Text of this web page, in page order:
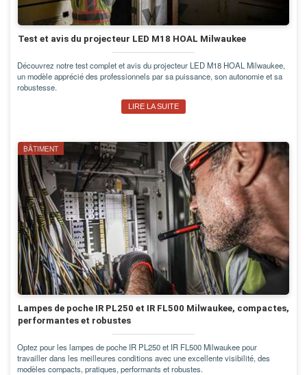
Test et avis du projecteur LED M18 HOAL Milwaukee
Découvrez notre test complet et avis du projecteur LED M18 HOAL Milwaukee,
un modèle apprécié des professionnels par sa puissance, son autonomie et sa
robustesse.
LIRE LA SUITE
BÂTIMENT
Lampes de poche IR PL250 et IR FL500 Milwaukee, compactes,
performantes et robustes
Optez pour les lampes de poche IR PL250 et IR FL500 Milwaukee pour
travailler dans les meilleures conditions avec une excellente visibilité, des
modèles compacts, pratiques, performants et robustes.